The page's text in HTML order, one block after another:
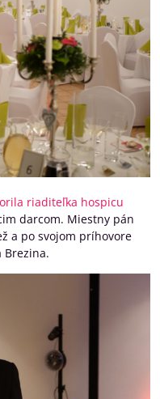
riaditeľka hospicu
darcom. Miestny pán
a po svojom príhovore
Brezina.